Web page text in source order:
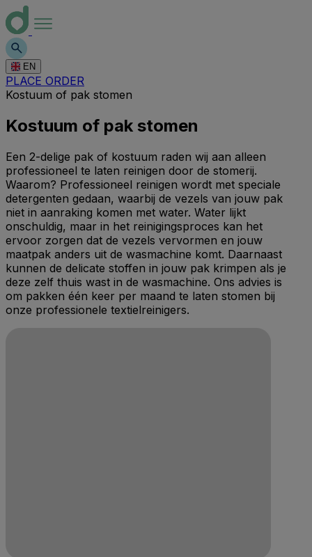
EN
PLACE ORDER
Kostuum of pak stomen
Kostuum of pak stomen
Een 2-delige pak of kostuum raden wij aan alleen
professioneel te laten reinigen door de stomerij.
Waarom? Professioneel reinigen wordt met speciale
detergenten gedaan, waarbij de vezels van jouw pak
niet in aanraking komen met water. Water lijkt
onschuldig, maar in het reinigingsproces kan het
ervoor zorgen dat de vezels vervormen en jouw
maatpak anders uit de wasmachine komt. Daarnaast
kunnen de delicate stoffen in jouw pak krimpen als je
deze zelf thuis wast in de wasmachine. Ons advies is
om pakken één keer per maand te laten stomen bij
onze professionele textielreinigers.